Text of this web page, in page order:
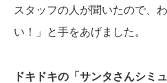
スタッフの人が聞いたので、
い！」と手をあげました。
ドキドキの「サンタさんシミ